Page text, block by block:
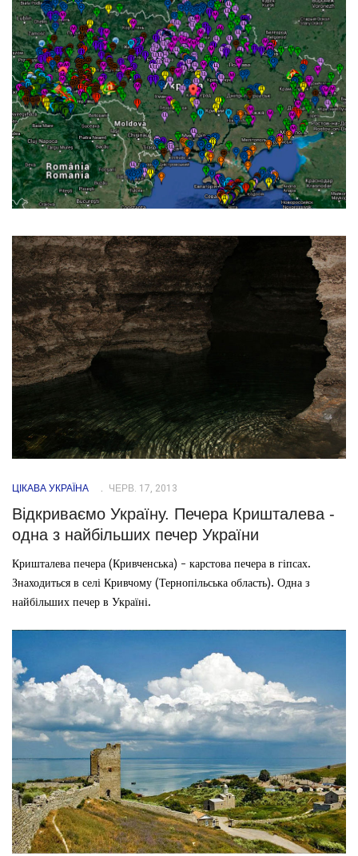
ЦІКАВА УКРАЇНА ЧЕРВ. 17, 2013
Відкриваємо Україну. Печера Кришталева -
одна з найбільших печер України
Кришталева печера (Кривченська) - карстова печера в гіпсах.
Знаходиться в селі Кривчому (Тернопільська область). Одна з
найбільших печер в Україні.